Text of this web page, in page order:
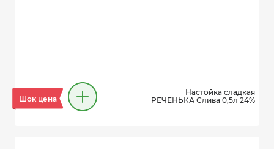
Шок цена
Настойка сладкая
РЕЧЕНЬКА Слива 0,5л 24%